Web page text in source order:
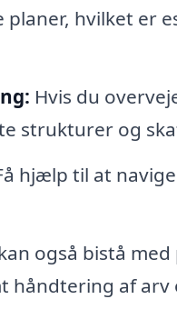
hvilket er
Hvis du
strukturer og
hjælp til at
også bistå
håndtering af arv